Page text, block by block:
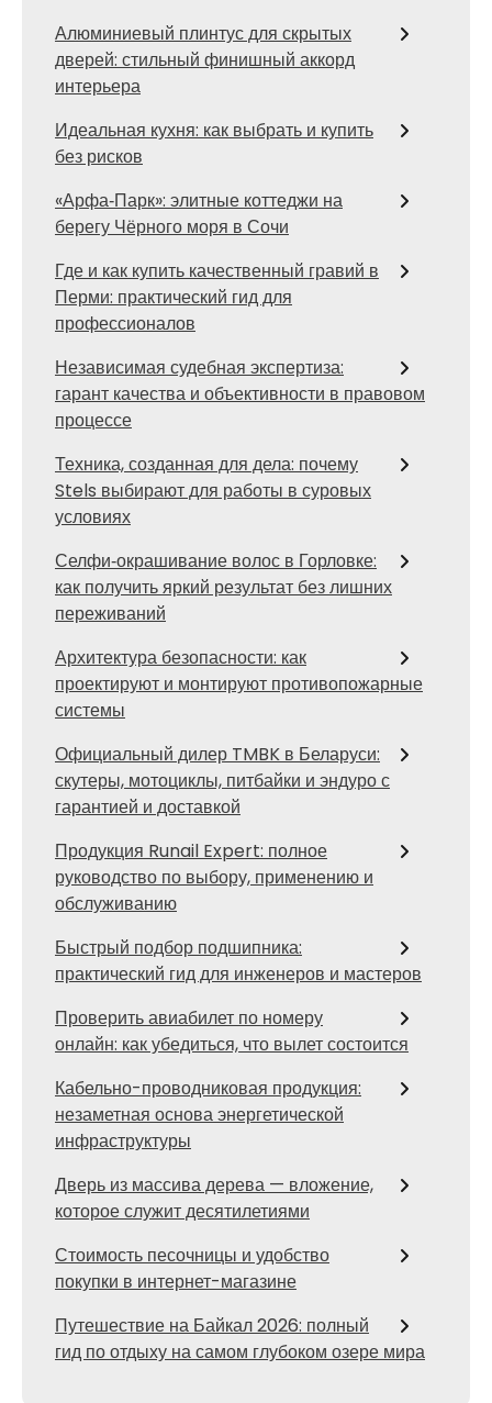
Алюминиевый плинтус для скрытых
дверей: стильный финишный аккорд
интерьера
Идеальная кухня: как выбрать и купить
без рисков
«Арфа‑Парк»: элитные коттеджи на
берегу Чёрного моря в Сочи
Где и как купить качественный гравий в
Перми: практический гид для
профессионалов
Независимая судебная экспертиза:
гарант качества и объективности в правовом
процессе
Техника, созданная для дела: почему
Stels выбирают для работы в суровых
условиях
Селфи‑окрашивание волос в Горловке:
как получить яркий результат без лишних
переживаний
Архитектура безопасности: как
проектируют и монтируют противопожарные
системы
Официальный дилер TMBK в Беларуси:
скутеры, мотоциклы, питбайки и эндуро с
гарантией и доставкой
Продукция Runail Expert: полное
руководство по выбору, применению и
обслуживанию
Быстрый подбор подшипника:
практический гид для инженеров и мастеров
Проверить авиабилет по номеру
онлайн: как убедиться, что вылет состоится
Кабельно-проводниковая продукция:
незаметная основа энергетической
инфраструктуры
Дверь из массива дерева — вложение,
которое служит десятилетиями
Стоимость песочницы и удобство
покупки в интернет-магазине
Путешествие на Байкал 2026: полный
гид по отдыху на самом глубоком озере мира